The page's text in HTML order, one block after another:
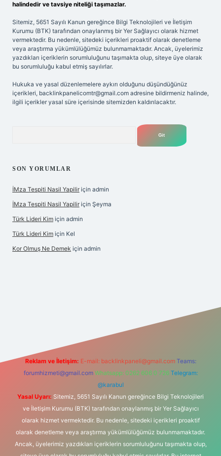
halindedir ve tavsiye niteliği taşımazlar.
Sitemiz, 5651 Sayılı Kanun gereğince Bilgi Teknolojileri ve İletişim
Kurumu (BTK) tarafından onaylanmış bir Yer Sağlayıcı olarak hizmet
vermektedir. Bu nedenle, sitedeki içerikleri proaktif olarak denetleme
veya araştırma yükümlülüğümüz bulunmamaktadır. Ancak, üyelerimiz
yazdıkları içeriklerin sorumluluğunu taşımakta olup, siteye üye olarak
bu sorumluluğu kabul etmiş sayılırlar.
Hukuka ve yasal düzenlemelere aykırı olduğunu düşündüğünüz
içerikleri, backlinkpanelicomtr@gmail.com adresine bildirmeniz halinde,
ilgili içerikler yasal süre içerisinde sitemizden kaldırılacaktır.
SON YORUMLAR
İMza Tespiti Nasil Yapilir için admin
İMza Tespiti Nasil Yapilir için Şeyma
Türk Lideri Kim için admin
Türk Lideri Kim için Kel
Kor Olmuş Ne Demek için admin
Reklam ve İletişim: E-mail: backlinkpaneli@gmail.com Teams:
forumhizmeti@gmail.com Whatsapp: 0262 606 0 726 Telegram:
@karabul
Yasal Uyarı: Sitemiz, 5651 Sayılı Kanun gereğince Bilgi Teknolojileri
ve İletişim Kurumu (BTK) tarafından onaylanmış bir Yer Sağlayıcı
olarak hizmet vermektedir. Bu nedenle, sitedeki içerikleri proaktif
olarak denetleme veya araştırma yükümlülüğümüz bulunmamaktadır.
Ancak, üyelerimiz yazdıkları içeriklerin sorumluluğunu taşımakta olup,